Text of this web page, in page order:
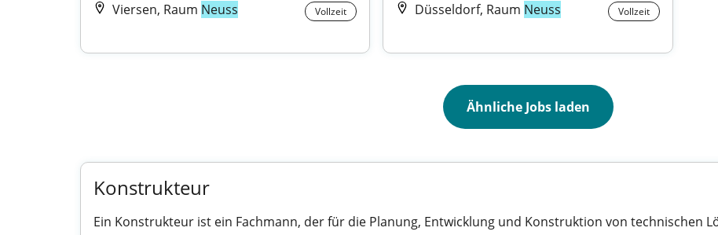
Viersen, Raum Neuss Vollzeit
Düsseldorf, Raum Neuss Vollzeit
Ähnliche Jobs laden
Konstrukteur
Ein Konstrukteur ist ein Fachmann, der für die Planung, Entwicklung und Konstruktion von technischen